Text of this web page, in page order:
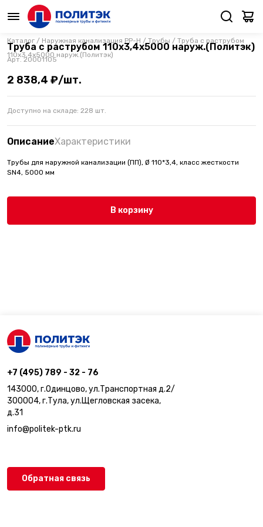
Каталог / Наружная канализация PP-H / Трубы / Труба с раструбом
110х3,4х5000 наруж.(Политэк)
Труба с раструбом 110х3,4х5000 наруж.(Политэк)
Арт.20001105
2 838,4 ₽/шт.
Доступно на складе: 228 шт.
ОписаниеХарактеристики
Трубы для наружной канализации (ПП), Ø 110*3,4, класс жесткости
SN4, 5000 мм
В корзину
+7 (495) 789 - 32 - 76
143000, г.Одинцово, ул.Транспортная д.2/
300004, г.Тула, ул.Щегловская засека,
д.31
info@politek-ptk.ru
Обратная связь